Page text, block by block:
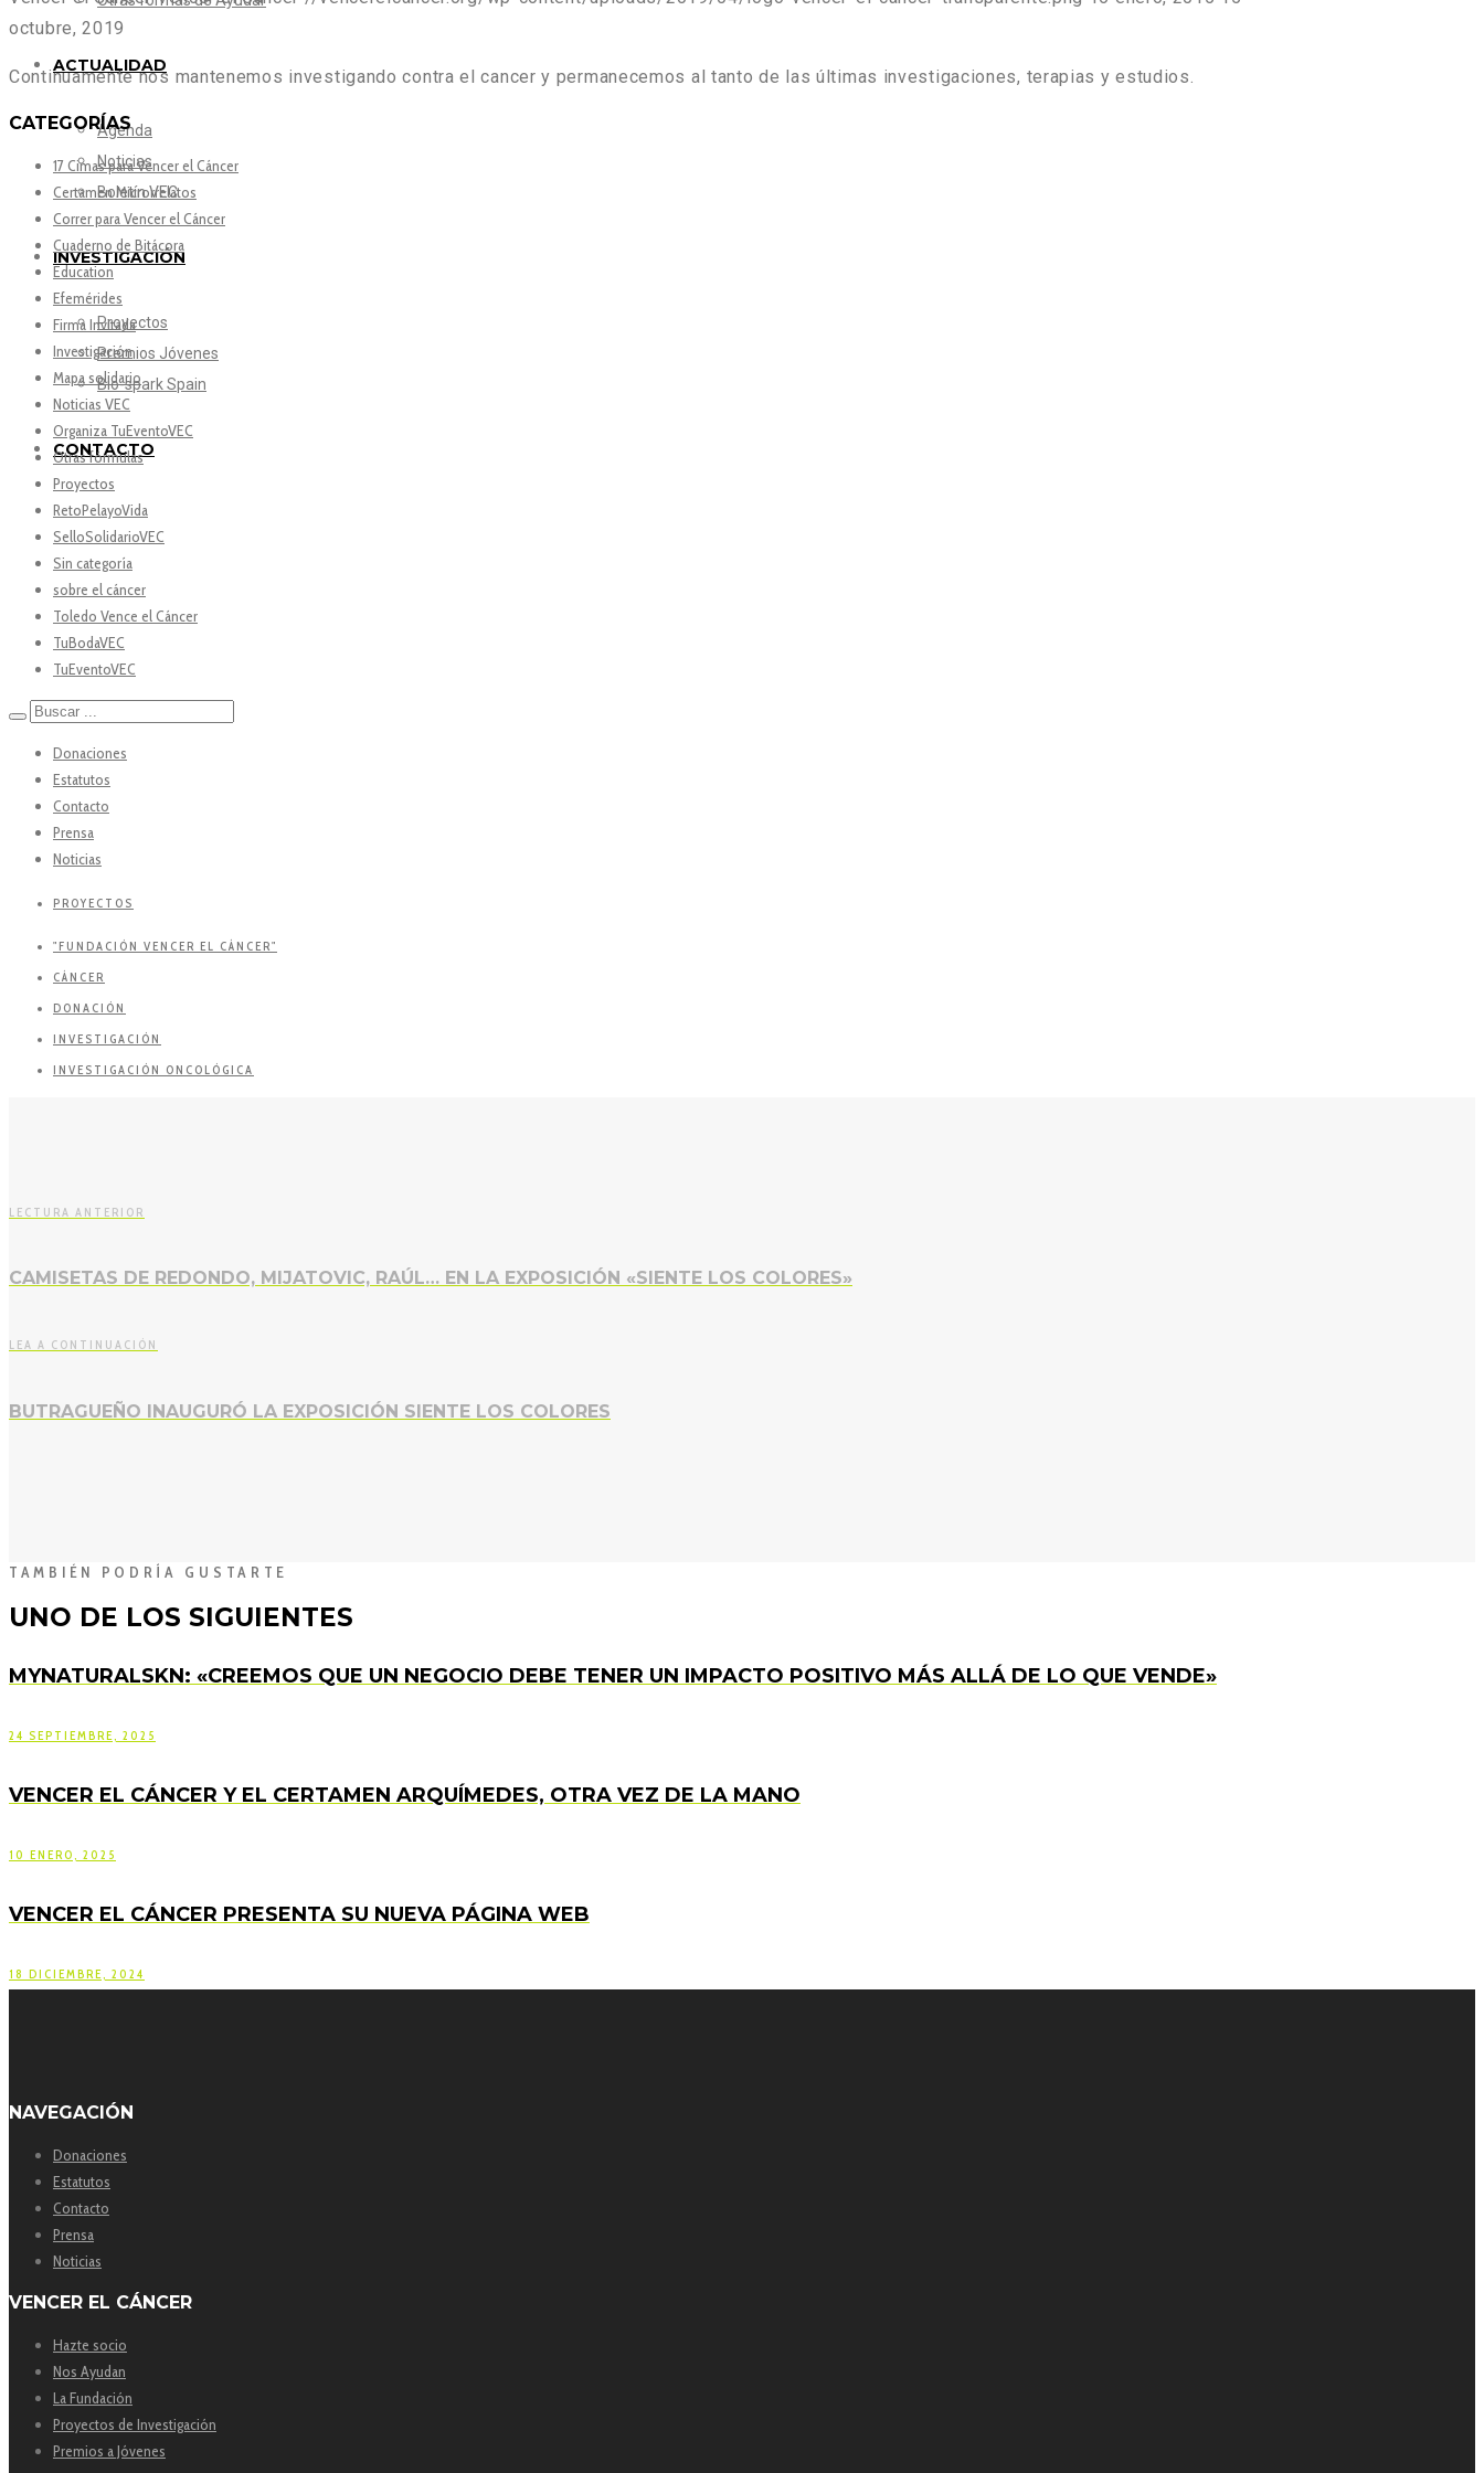
ACTUALIDAD
Agenda
Noticias
Boletín VEC
INVESTIGACIÓN
Proyectos
Premios Jóvenes
Bio-spark Spain
CONTACTO
octubre, 2019
Continuamente nos mantenemos investigando contra el cancer y permanecemos al tanto de las últimas investigaciones, terapias y estudios.
CATEGORÍAS
17 Cimas para Vencer el Cáncer
Certamen Microrrelatos
Correr para Vencer el Cáncer
Cuaderno de Bitácora
Education
Efemérides
Firma Invitada
Investigación
Mapa solidario
Noticias VEC
Organiza TuEventoVEC
Otras fórmulas
Proyectos
RetoPelayoVida
SelloSolidarioVEC
Sin categoría
sobre el cáncer
Toledo Vence el Cáncer
TuBodaVEC
TuEventoVEC
Donaciones
Estatutos
Contacto
Prensa
Noticias
PROYECTOS
"FUNDACIÓN VENCER EL CÁNCER"
CÁNCER
DONACIÓN
INVESTIGACIÓN
INVESTIGACIÓN ONCOLÓGICA
LECTURA ANTERIOR
CAMISETAS DE REDONDO, MIJATOVIC, RAÚL… EN LA EXPOSICIÓN «SIENTE LOS COLORES»
LEA A CONTINUACIÓN
BUTRAGUEÑO INAUGURÓ LA EXPOSICIÓN SIENTE LOS COLORES
TAMBIÉN PODRÍA GUSTARTE
UNO DE LOS SIGUIENTES
MYNATURALSKN: «CREEMOS QUE UN NEGOCIO DEBE TENER UN IMPACTO POSITIVO MÁS ALLÁ DE LO QUE VENDE»
24 SEPTIEMBRE, 2025
VENCER EL CÁNCER Y EL CERTAMEN ARQUÍMEDES, OTRA VEZ DE LA MANO
10 ENERO, 2025
VENCER EL CÁNCER PRESENTA SU NUEVA PÁGINA WEB
18 DICIEMBRE, 2024
NAVEGACIÓN
Donaciones
Estatutos
Contacto
Prensa
Noticias
VENCER EL CÁNCER
Hazte socio
Nos Ayudan
La Fundación
Proyectos de Investigación
Premios a Jóvenes